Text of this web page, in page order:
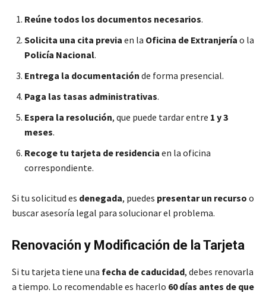
Reúne todos los documentos necesarios.
Solicita una cita previa en la Oficina de Extranjería o la
Policía Nacional.
Entrega la documentación de forma presencial.
Paga las tasas administrativas.
Espera la resolución, que puede tardar entre 1 y 3
meses.
Recoge tu tarjeta de residencia en la oficina
correspondiente.
Si tu solicitud es denegada, puedes presentar un recurso o
buscar asesoría legal para solucionar el problema.
Renovación y Modificación de la Tarjeta
Si tu tarjeta tiene una fecha de caducidad, debes renovarla
a tiempo. Lo recomendable es hacerlo 60 días antes de que